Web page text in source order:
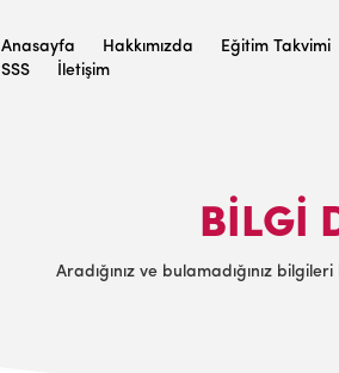
Anasayfa Hakkımızda Eğitim Takvimi
SSS
İletişim
BILGI
Aradığınız ve bulamadığınız